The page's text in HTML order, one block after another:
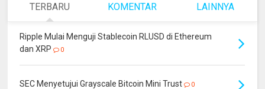
TERBARU KOMENTAR LAINNYA
Ripple Mulai Menguji Stablecoin RLUSD di Ethereum
dan XRP
0
SEC Menyetujui Grayscale Bitcoin Mini Trust 0